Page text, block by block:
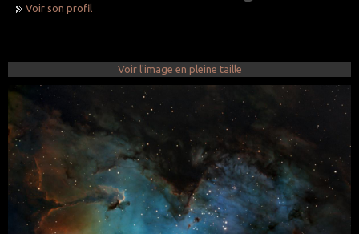
Voir son profil
Voir l'image en pleine taille